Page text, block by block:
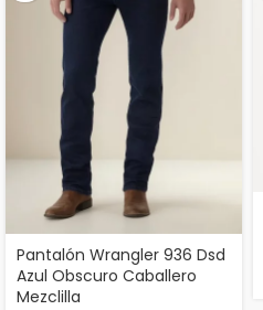
Pantalón Wrangler 936 Dsd
Azul Obscuro Caballero
Mezclilla